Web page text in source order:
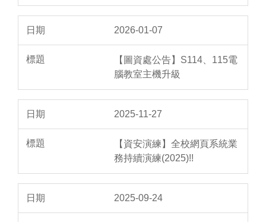
2026-01-07
【圖資處公告】S114、115電
腦教室主機升級
2025-11-27
【資安演練】全校網頁系統業
務持續演練(2025)!!
2025-09-24